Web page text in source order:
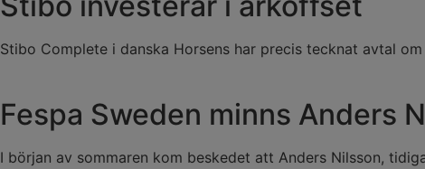
Stibo Complete i danska Horsens har precis tecknat avtal
Fespa Sweden minns Anders
I början av sommaren kom beskedet att Anders Nilsson,